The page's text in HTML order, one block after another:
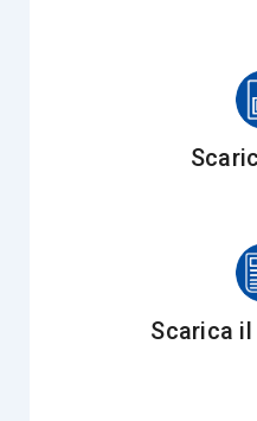
Gli Ermellini hanno
costo e, ove
. A tal fine
sia stata
di supporto da cui
Scarica